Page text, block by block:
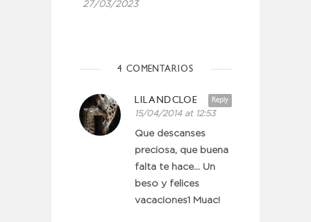
27/03/2023
4 COMENTARIOS
Reply
LILANDCLOE
15/04/2014 at 12:53
Que descanses
preciosa, que buena
falta te hace… Un
beso y felices
vacaciones1 Muac!